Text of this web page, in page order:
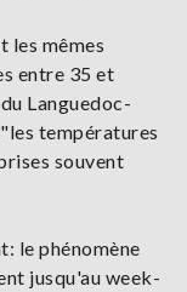
les mêmes
entre 35 et
Languedoc-
températures
souvent
le phénomène
jusqu'au week-